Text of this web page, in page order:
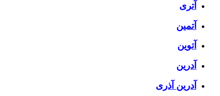
آتری
آتمین
آتوین
آدرین
آدرین آذری